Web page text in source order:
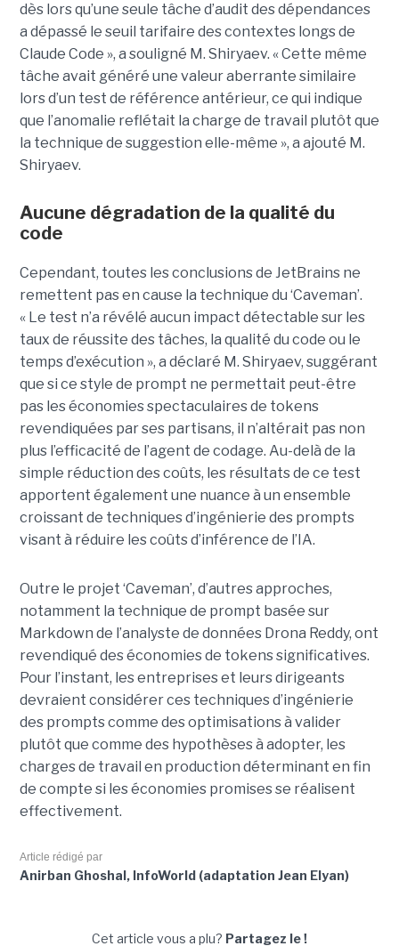
dès lors qu’une seule tâche d’audit des dépendances
a dépassé le seuil tarifaire des contextes longs de
Claude Code », a souligné M. Shiryaev. « Cette même
tâche avait généré une valeur aberrante similaire
lors d’un test de référence antérieur, ce qui indique
que l’anomalie reflétait la charge de travail plutôt que
la technique de suggestion elle-même », a ajouté M.
Shiryaev.
Aucune dégradation de la qualité du
code
Cependant, toutes les conclusions de JetBrains ne
remettent pas en cause la technique du ‘Caveman’.
« Le test n’a révélé aucun impact détectable sur les
taux de réussite des tâches, la qualité du code ou le
temps d’exécution », a déclaré M. Shiryaev, suggérant
que si ce style de prompt ne permettait peut-être
pas les économies spectaculaires de tokens
revendiquées par ses partisans, il n’altérait pas non
plus l’efficacité de l’agent de codage. Au-delà de la
simple réduction des coûts, les résultats de ce test
apportent également une nuance à un ensemble
croissant de techniques d’ingénierie des prompts
visant à réduire les coûts d’inférence de l’IA.
Outre le projet ‘Caveman’, d’autres approches,
notamment la technique de prompt basée sur
Markdown de l’analyste de données Drona Reddy, ont
revendiqué des économies de tokens significatives.
Pour l’instant, les entreprises et leurs dirigeants
devraient considérer ces techniques d’ingénierie
des prompts comme des optimisations à valider
plutôt que comme des hypothèses à adopter, les
charges de travail en production déterminant en fin
de compte si les économies promises se réalisent
effectivement.
Article rédigé par
Anirban Ghoshal, InfoWorld (adaptation Jean Elyan)
Cet article vous a plu? Partagez le !